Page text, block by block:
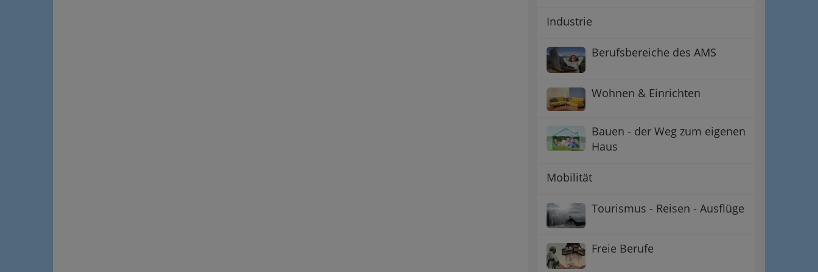
Industrie
Berufsbereiche des AMS
Wohnen & Einrichten
Bauen - der Weg zum eigenen
Haus
Mobilität
Tourismus - Reisen - Ausflüge
Freie Berufe